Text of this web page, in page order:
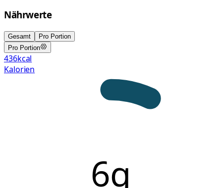
Nährwerte
Gesamt
Pro Portion
Pro Portion
436kcal
Kalorien
6g